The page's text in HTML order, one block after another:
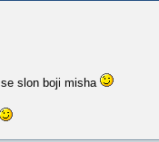
slon boji misha